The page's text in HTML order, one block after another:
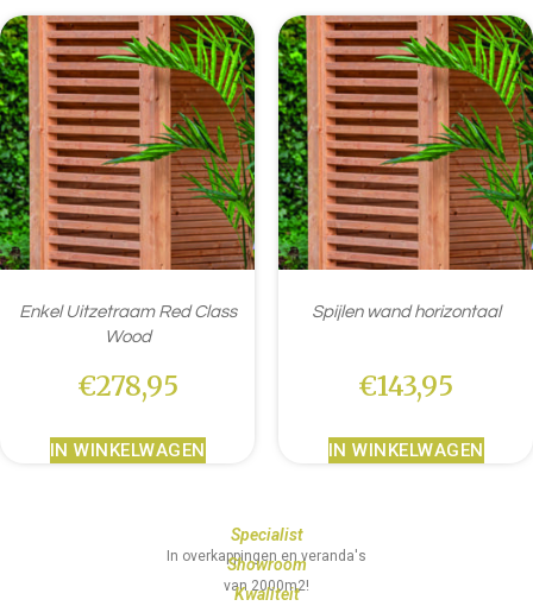
Enkel Uitzetraam Red Class
Wood
€278,95
IN WINKELWAGEN
Spijlen wand horizontaal
€143,95
IN WINKELWAGEN
Specialist
In overkappingen en veranda's
Showroom
van 2000m2!
Kwaliteit